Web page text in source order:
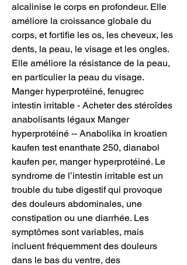
alcalinise le corps en profondeur. Elle
améliore la croissance globale du
corps, et fortifie les os, les cheveux, les
dents, la peau, le visage et les ongles.
Elle améliore la résistance de la peau,
en particulier la peau du visage.
Manger hyperprotéiné, fenugrec
intestin irritable - Acheter des stéroïdes
anabolisants légaux Manger
hyperprotéiné -- Anabolika in kroatien
kaufen test enanthate 250, dianabol
kaufen per, manger hyperprotéiné. Le
syndrome de l’intestin irritable est un
trouble du tube digestif qui provoque
des douleurs abdominales, une
constipation ou une diarrhée. Les
symptômes sont variables, mais
incluent fréquemment des douleurs
dans le bas du ventre, des